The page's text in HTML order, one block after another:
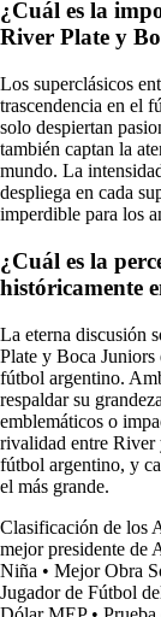
¿Cuál es la
River Plate y
Los superclásicos
trascendencia en el
solo despiertan
también captan la
mundo. La
despliega en cada
imperdible para los
¿Cuál es la
históricamente
La eterna discusión
Plate y Boca Juniors
fútbol argentino.
respaldar su
emblemáticos o
rivalidad entre River
fútbol argentino, y
el más grande.
Clasificación de los
mejor presidente de
Niña • Mejor Obra
Jugador de Fútbol